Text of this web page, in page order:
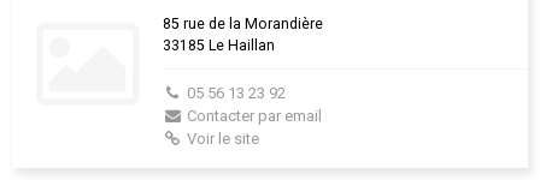
85 rue de la Morandière
33185 Le Haillan
05 56 13 23 92
Contacter par email
Voir le site